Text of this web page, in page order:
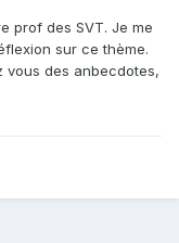
prof des SVT. Je me
sur ce thème.
vous des anbecdotes,